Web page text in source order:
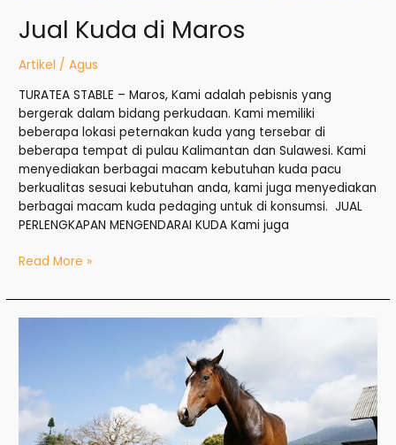
Jual Kuda di Maros
Artikel /Agus
TURATEA STABLE – Maros, Kami adalah pebisnis yang
bergerak dalam bidang perkudaan. Kami memiliki
beberapa lokasi peternakan kuda yang tersebar di
beberapa tempat di pulau Kalimantan dan Sulawesi. Kami
menyediakan berbagai macam kebutuhan kuda pacu
berkualitas sesuai kebutuhan anda, kami juga menyediakan
berbagai macam kuda pedaging untuk di konsumsi. JUAL
PERLENGKAPAN MENGENDARAI KUDA Kami juga
Read More »
Luwu